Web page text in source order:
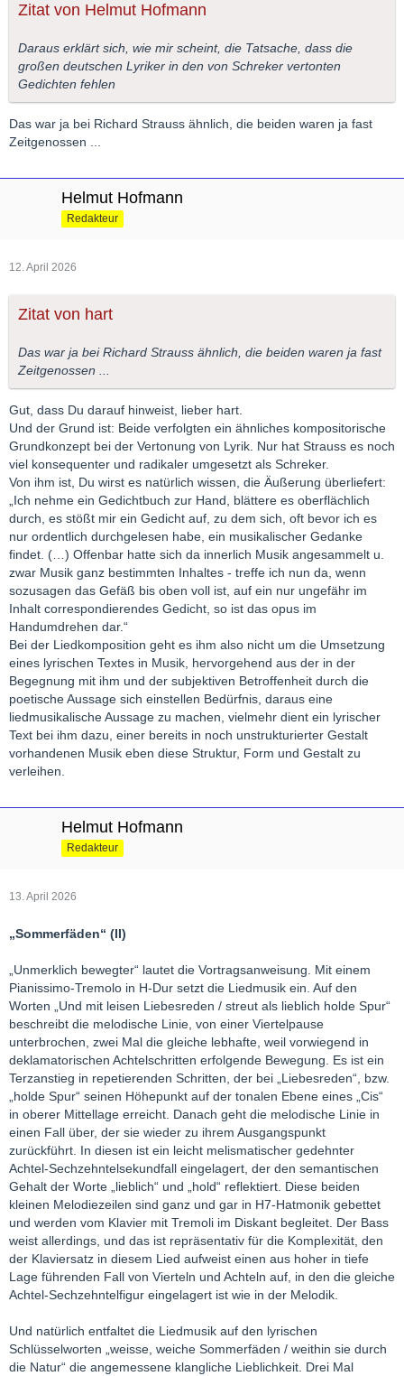
Zitat von Helmut Hofmann
Daraus erklärt sich, wie mir scheint, die Tatsache, dass die
großen deutschen Lyriker in den von Schreker vertonten
Gedichten fehlen
Das war ja bei Richard Strauss ähnlich, die beiden waren ja fast
Zeitgenossen ...
Helmut Hofmann
Redakteur
12. April 2026
Zitat von hart
Das war ja bei Richard Strauss ähnlich, die beiden waren ja fast
Zeitgenossen ...
Gut, dass Du darauf hinweist, lieber hart.
Und der Grund ist: Beide verfolgten ein ähnliches kompositorische
Grundkonzept bei der Vertonung von Lyrik. Nur hat Strauss es noch
viel konsequenter und radikaler umgesetzt als Schreker.
Von ihm ist, Du wirst es natürlich wissen, die Äußerung überliefert:
„Ich nehme ein Gedichtbuch zur Hand, blättere es oberflächlich
durch, es stößt mir ein Gedicht auf, zu dem sich, oft bevor ich es
nur ordentlich durchgelesen habe, ein musikalischer Gedanke
findet. (…) Offenbar hatte sich da innerlich Musik angesammelt u.
zwar Musik ganz bestimmten Inhaltes - treffe ich nun da, wenn
sozusagen das Gefäß bis oben voll ist, auf ein nur ungefähr im
Inhalt correspondierendes Gedicht, so ist das opus im
Handumdrehen dar.“
Bei der Liedkomposition geht es ihm also nicht um die Umsetzung
eines lyrischen Textes in Musik, hervorgehend aus der in der
Begegnung mit ihm und der subjektiven Betroffenheit durch die
poetische Aussage sich einstellen Bedürfnis, daraus eine
liedmusikalische Aussage zu machen, vielmehr dient ein lyrischer
Text bei ihm dazu, einer bereits in noch unstrukturierter Gestalt
vorhandenen Musik eben diese Struktur, Form und Gestalt zu
verleihen.
Helmut Hofmann
Redakteur
13. April 2026
„Sommerfäden“ (II)
„Unmerklich bewegter“ lautet die Vortragsanweisung. Mit einem
Pianissimo-Tremolo in H-Dur setzt die Liedmusik ein. Auf den
Worten „Und mit leisen Liebesreden / streut als lieblich holde Spur“
beschreibt die melodische Linie, von einer Viertelpause
unterbrochen, zwei Mal die gleiche lebhafte, weil vorwiegend in
deklamatorischen Achtelschritten erfolgende Bewegung. Es ist ein
Terzanstieg in repetierenden Schritten, der bei „Liebesreden“, bzw.
„holde Spur“ seinen Höhepunkt auf der tonalen Ebene eines „Cis“
in oberer Mittellage erreicht. Danach geht die melodische Linie in
einen Fall über, der sie wieder zu ihrem Ausgangspunkt
zurückführt. In diesen ist ein leicht melismatischer gedehnter
Achtel-Sechzehntelsekundfall eingelagert, der den semantischen
Gehalt der Worte „lieblich“ und „hold“ reflektiert. Diese beiden
kleinen Melodiezeilen sind ganz und gar in H7-Hatmonik gebettet
und werden vom Klavier mit Tremoli im Diskant begleitet. Der Bass
weist allerdings, und das ist repräsentativ für die Komplexität, den
der Klaviersatz in diesem Lied aufweist einen aus hoher in tiefe
Lage führenden Fall von Vierteln und Achteln auf, in den die gleiche
Achtel-Sechzehntelfigur eingelagert ist wie in der Melodik.
Und natürlich entfaltet die Liedmusik auf den lyrischen
Schlüsselworten „weisse, weiche Sommerfäden / weithin sie durch
die Natur“ die angemessene klangliche Lieblichkeit. Drei Mal